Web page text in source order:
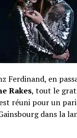
Ferdinand, en
Rakes, tout le
réuni pour un
dans la